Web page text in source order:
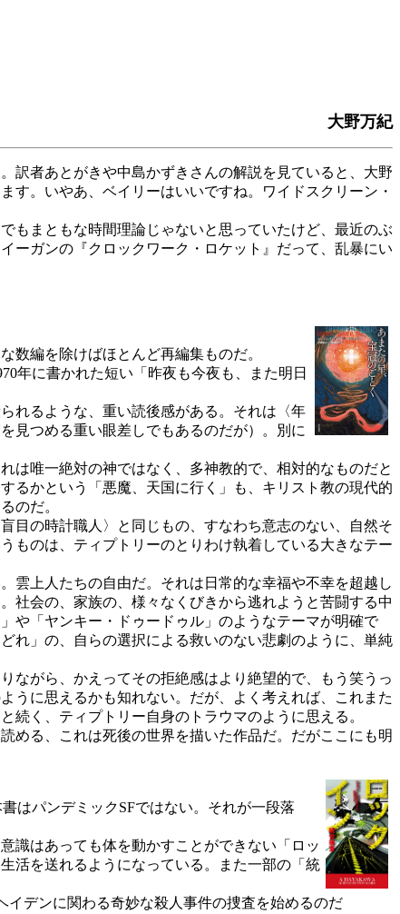
大野万紀
訳者あとがきや中島かずきさんの解説を見ていると、大野
す。いやあ、ベイリーはいいですね。ワイドスクリーン・
もまともな時間理論じゃないと思っていたけど、最近のぶ
ーガンの『クロックワーク・ロケット』だって、乱暴にい
編を除けばほとんど再編集ものだ。
年に書かれた短い「昨夜も今夜も、また明日
れるような、重い読後感がある。それは〈年
見つめる重い眼差しでもあるのだが）。別に
唯一絶対の神ではなく、多神教的で、相対的なものだと
るかという「悪魔、天国に行く」も、キリスト教の現代的
のだ。
目の時計職人〉と同じもの、すなわち意志のない、自然そ
ものは、ティプトリーのとりわけ執着している大きなテー
雲上人たちの自由だ。それは日常的な幸福や不幸を超越し
社会の、家族の、様々なくびきから逃れようと苦闘する中
や「ヤンキー・ドゥードゥル」のようなテーマが明確で
れ」の、自らの選択による救いのない悲劇のように、単純
ながら、かえってその拒絶感はより絶望的で、もう笑うっ
うに思えるかも知れない。だが、よく考えれば、これまた
く、ティプトリー自身のトラウマのように思える。
める、これは死後の世界を描いた作品だ。だがここにも明
はパンデミックSFではない。それが一段落
識はあっても体を動かすことができない「ロッ
活を送れるようになっている。また一部の「統
デンに関わる奇妙な殺人事件の捜査を始めるのだ